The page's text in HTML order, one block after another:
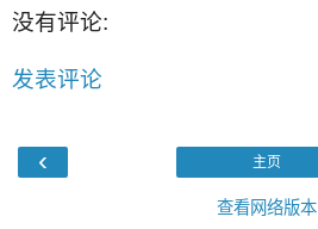
没有评论:
发表评论
‹ 主页
查看网络版本